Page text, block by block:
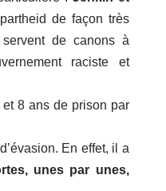
de façon très
de canons à
raciste et
8 ans de prison par
En effet, il a
unes par unes,